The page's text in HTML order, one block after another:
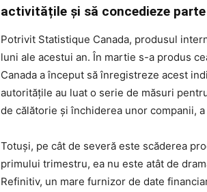
activitățile și să concedieze
Potrivit Statistique Canada, produsul
luni ale acestui an. În martie s-a produs
Canada a început să înregistreze acest
autoritățile au luat o serie de măsuri
de călătorie și închiderea unor companii,
Totuși, pe cât de severă este scăderea
primului trimestru, ea nu este atât de
Refinitiv, un mare furnizor de date